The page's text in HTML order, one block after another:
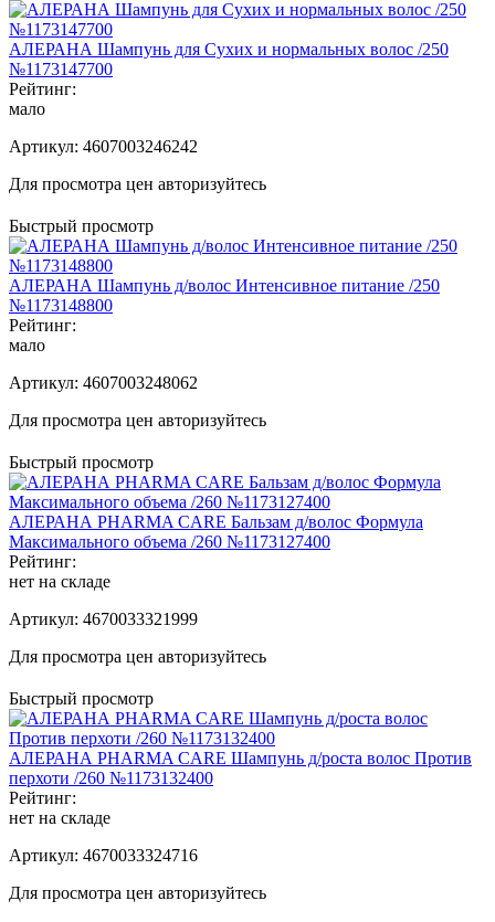
АЛЕРАНА Шампунь для Сухих и нормальных волос /250
№1173147700
Рейтинг:
мало
Артикул: 4607003246242
Для просмотра цен авторизуйтесь
Быстрый просмотр
АЛЕРАНА Шампунь д/волос Интенсивное питание /250
№1173148800
Рейтинг:
мало
Артикул: 4607003248062
Для просмотра цен авторизуйтесь
Быстрый просмотр
АЛЕРАНА PHARMA CARE Бальзам д/волос Формула
Максимального объема /260 №1173127400
Рейтинг:
нет на складе
Артикул: 4670033321999
Для просмотра цен авторизуйтесь
Быстрый просмотр
АЛЕРАНА PHARMA CARE Шампунь д/роста волос Против
перхоти /260 №1173132400
Рейтинг:
нет на складе
Артикул: 4670033324716
Для просмотра цен авторизуйтесь